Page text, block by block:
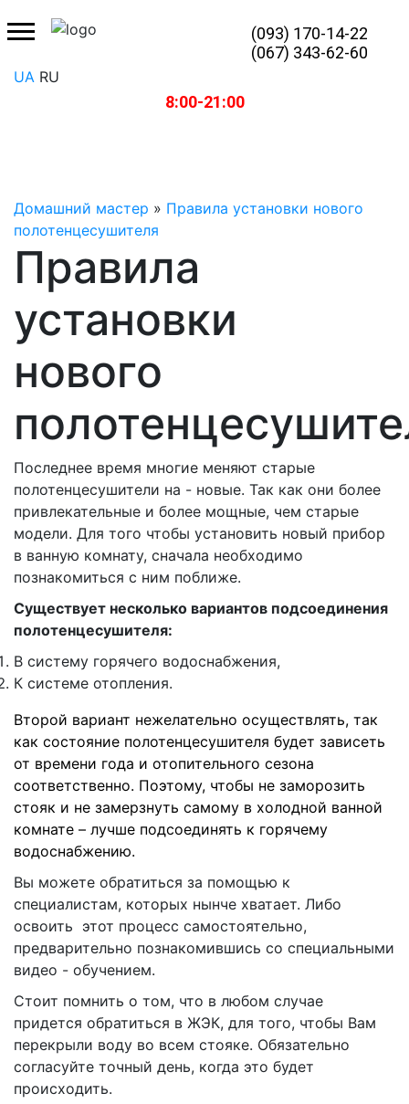
(093) 170-14-22
(067) 343-62-60
UA RU
8:00-21:00
Домашний мастер » Правила установки нового
полотенцесушителя
Правила
установки
нового
Последнее время многие меняют старые
полотенцесушители на - новые. Так как они более
привлекательные и более мощные, чем старые
модели. Для того чтобы установить новый прибор
в ванную комнату, сначала необходимо
познакомиться с ним поближе.
Существует несколько вариантов подсоединения
полотенцесушителя:
В систему горячего водоснабжения,
К системе отопления.
Второй вариант нежелательно осуществлять, так
как состояние полотенцесушителя будет зависеть
от времени года и отопительного сезона
соответственно. Поэтому, чтобы не заморозить
стояк и не замерзнуть самому в холодной ванной
комнате – лучше подсоединять к горячему
водоснабжению.
Вы можете обратиться за помощью к
специалистам, которых нынче хватает. Либо
освоить этот процесс самостоятельно,
предварительно познакомившись со специальными
видео - обучением.
Стоит помнить о том, что в любом случае
придется обратиться в ЖЭК, для того, чтобы Вам
перекрыли воду во всем стояке. Обязательно
согласуйте точный день, когда это будет
происходить.